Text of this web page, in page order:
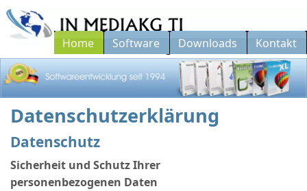
Softwareentwicklung seit 1994...
Home Software Downloads Kontakt
Datenschutzerklärung
Datenschutz
Sicherheit und Schutz Ihrer
personenbezogenen Daten